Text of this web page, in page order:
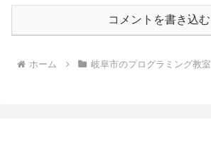
コメントを書き込む
ホーム 岐阜市のプログラミング教室